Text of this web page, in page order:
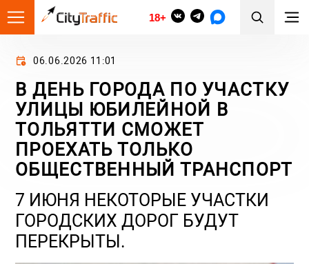
18+
06.06.2026 11:01
В ДЕНЬ ГОРОДА ПО УЧАСТКУ
УЛИЦЫ ЮБИЛЕЙНОЙ В
ТОЛЬЯТТИ СМОЖЕТ
ПРОЕХАТЬ ТОЛЬКО
ОБЩЕСТВЕННЫЙ ТРАНСПОРТ
7 ИЮНЯ НЕКОТОРЫЕ УЧАСТКИ
ГОРОДСКИХ ДОРОГ БУДУТ
ПЕРЕКРЫТЫ.